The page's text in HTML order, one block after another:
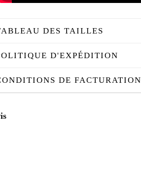
DES TAILLES
D'EXPÉDITION
DE FACTURATION